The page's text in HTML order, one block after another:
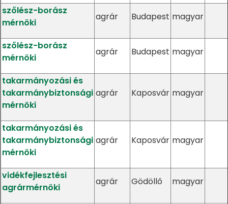
szőlész-borász
mérnöki
agrár Budapest magyar
szőlész-borász
mérnöki
agrár Budapest magyar
takarmányozási és
takarmánybiztonsági
mérnöki
agrár Kaposvár magyar
takarmányozási és
takarmánybiztonsági
mérnöki
agrár Kaposvár magyar
vidékfejlesztési
agrármérnöki
agrár Gödöllő magyar